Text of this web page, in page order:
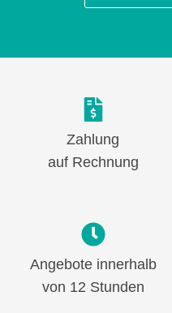
Zahlung
auf Rechnung
Angebote innerhalb
von 12 Stunden